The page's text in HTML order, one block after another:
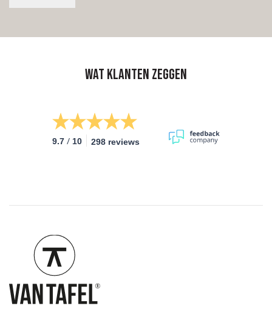
Wat klanten zeggen
9.7 / 10 298 reviews